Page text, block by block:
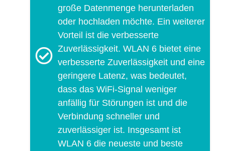
große Datenmenge herunterladen
oder hochladen möchte. Ein weiterer
Vorteil ist die verbesserte
Zuverlässigkeit. WLAN 6 bietet eine
verbesserte Zuverlässigkeit und eine
geringere Latenz, was bedeutet,
dass das WiFi-Signal weniger
anfällig für Störungen ist und die
Verbindung schneller und
zuverlässiger ist. Insgesamt ist
WLAN 6 die neueste und beste